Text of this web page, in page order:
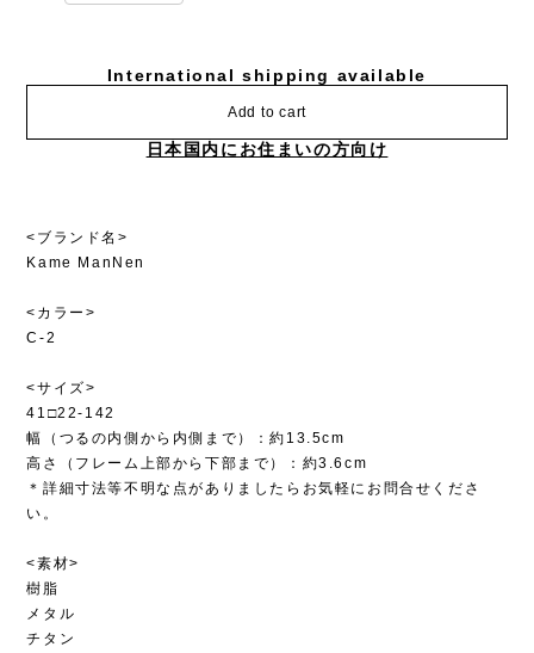
International shipping available
Add to cart
日本国内にお住まいの方向け
<ブランド名>
Kame ManNen
<カラー>
C-2
<サイズ>
41□22-142
幅（つるの内側から内側まで）：約13.5cm
高さ（フレーム上部から下部まで）：約3.6cm
＊詳細寸法等不明な点がありましたらお気軽にお問合せくださ
い。
<素材>
樹脂
メタル
チタン